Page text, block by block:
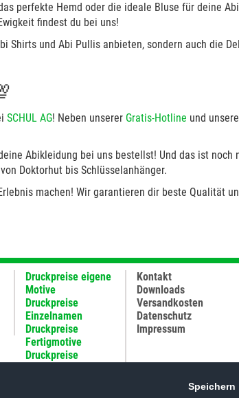
Speichern
perfekte Hemd oder die ideale Bluse für deine
findest du bei uns!
Shirts und Abi Pullis anbieten, sondern auch die
SCHUL AG! Neben unserer Gratis-Hotline und
Abikleidung bei uns bestellst! Und das ist noch
Doktorhut bis Schlüsselanhänger.
machen! Wir garantieren dir beste Qualität
Druckpreise eigene
Motive
Druckpreise
Einzelnamen
Druckpreise
Fertigmotive
Druckpreise
Kontakt
Downloads
Versandkosten
Datenschutz
Impressum